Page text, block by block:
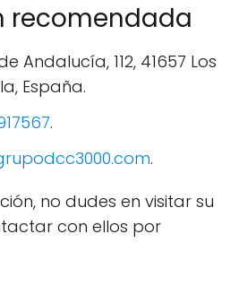
recomendada
Andalucía, 112, 41657 Los
España.
.
.
no dudes en visitar su
con ellos por